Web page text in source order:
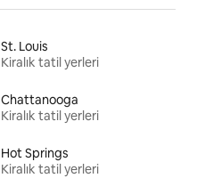
St. Louis
Kiralık tatil yerleri
Chattanooga
Kiralık tatil yerleri
Hot Springs
Kiralık tatil yerleri